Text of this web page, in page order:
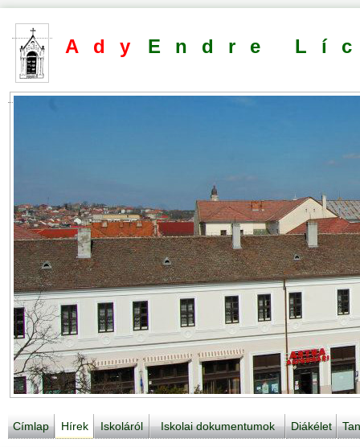
Ady Endre
Címlap Hírek Iskoláról Iskolai dokumentumok Diákélet